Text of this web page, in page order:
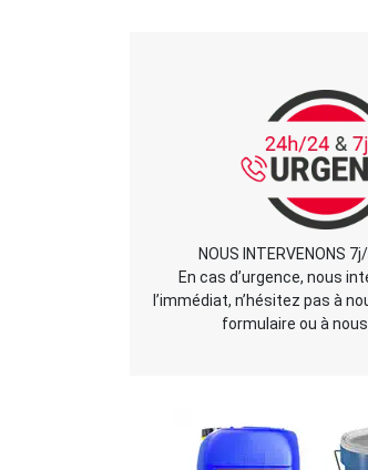
NOUS INTERVENONS
En cas d’urgence, nous
l’immédiat, n’hésitez pas à
formulaire ou à